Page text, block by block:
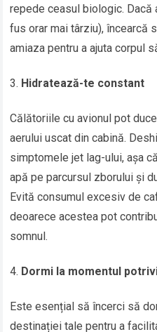
repede ceasul biologic.
fus orar mai târziu), încearcă
amiaza pentru a ajuta corpul
Hidratează-te constant
Călătoriile cu avionul pot
aerului uscat din cabină.
simptomele jet lag-ului, așa
apă pe parcursul zborului și
Evită consumul excesiv de
deoarece acestea pot
somnul.
Dormi la momentul
Este esențial să încerci să
destinației tale pentru a